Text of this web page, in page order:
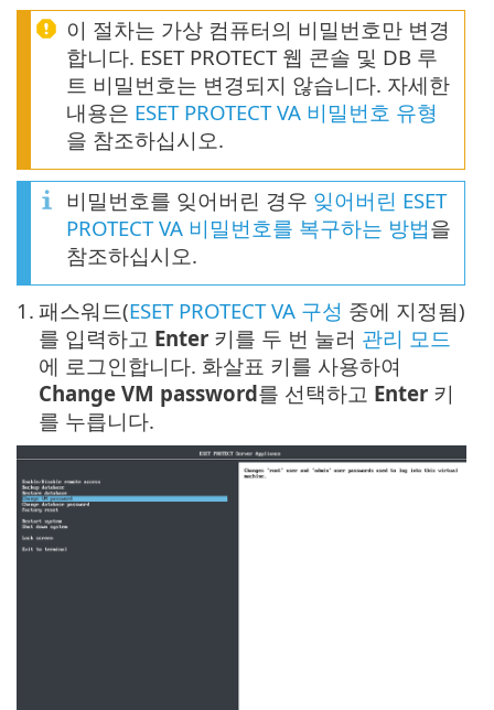
이 절차는 가상 컴퓨터의 비밀번호만 변경
합니다. ESET PROTECT 웹 콘솔 및 DB 루
트 비밀번호는 변경되지 않습니다. 자세한
내용은 ESET PROTECT VA 비밀번호 유형
을 참조하십시오.
비밀번호를 잊어버린 경우 잊어버린 ESET
PROTECT VA 비밀번호를 복구하는 방법을
참조하십시오.
1. 패스워드(ESET PROTECT VA 구성 중에 지정됨)
를 입력하고 Enter 키를 두 번 눌러 관리 모드
에 로그인합니다. 화살표 키를 사용하여
Change VM password를 선택하고 Enter 키
를 누릅니다.